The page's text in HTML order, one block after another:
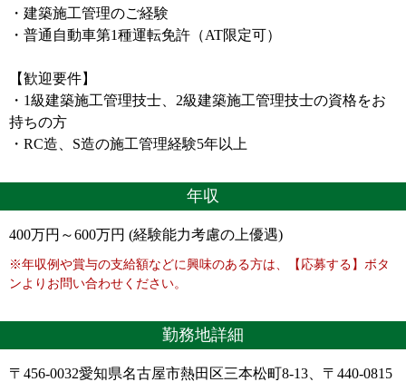
・建築施工管理のご経験
・普通自動車第1種運転免許（AT限定可）
【歓迎要件】
・1級建築施工管理技士、2級建築施工管理技士の資格をお
持ちの方
・RC造、S造の施工管理経験5年以上
年収
400万円～600万円 (経験能力考慮の上優遇)
※年収例や賞与の支給額などに興味のある方は、【応募する】ボタ
ンよりお問い合わせください。
勤務地詳細
〒456-0032愛知県名古屋市熱田区三本松町8-13、〒440-0815